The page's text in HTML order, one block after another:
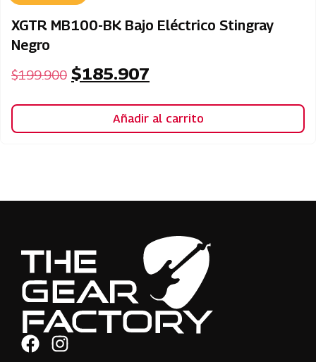
XGTR MB100-BK Bajo Eléctrico Stingray
Negro
$199.900 $185.907
Añadir al carrito